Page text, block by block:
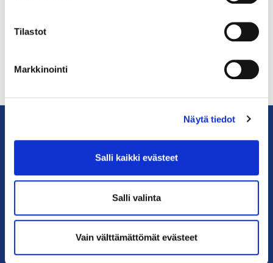
Tilastot
Markkinointi
Näytä tiedot
Salli kaikki evästeet
Salli valinta
Vain välttämättömät evästeet
kauppakamari
YHTEYSTIEDOT